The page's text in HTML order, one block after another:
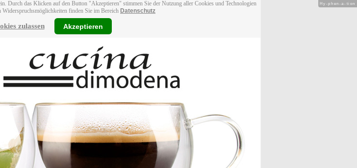
Durch das Klicken auf den Button "Akzeptieren" stimmen Sie der Nutzung aller Cookies und Technologien
finden Sie im Bereich Datenschutz
zulassen Akzeptieren
Hy-phen-a-tion